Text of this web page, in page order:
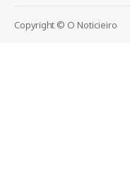
Copyright © O Noticieiro